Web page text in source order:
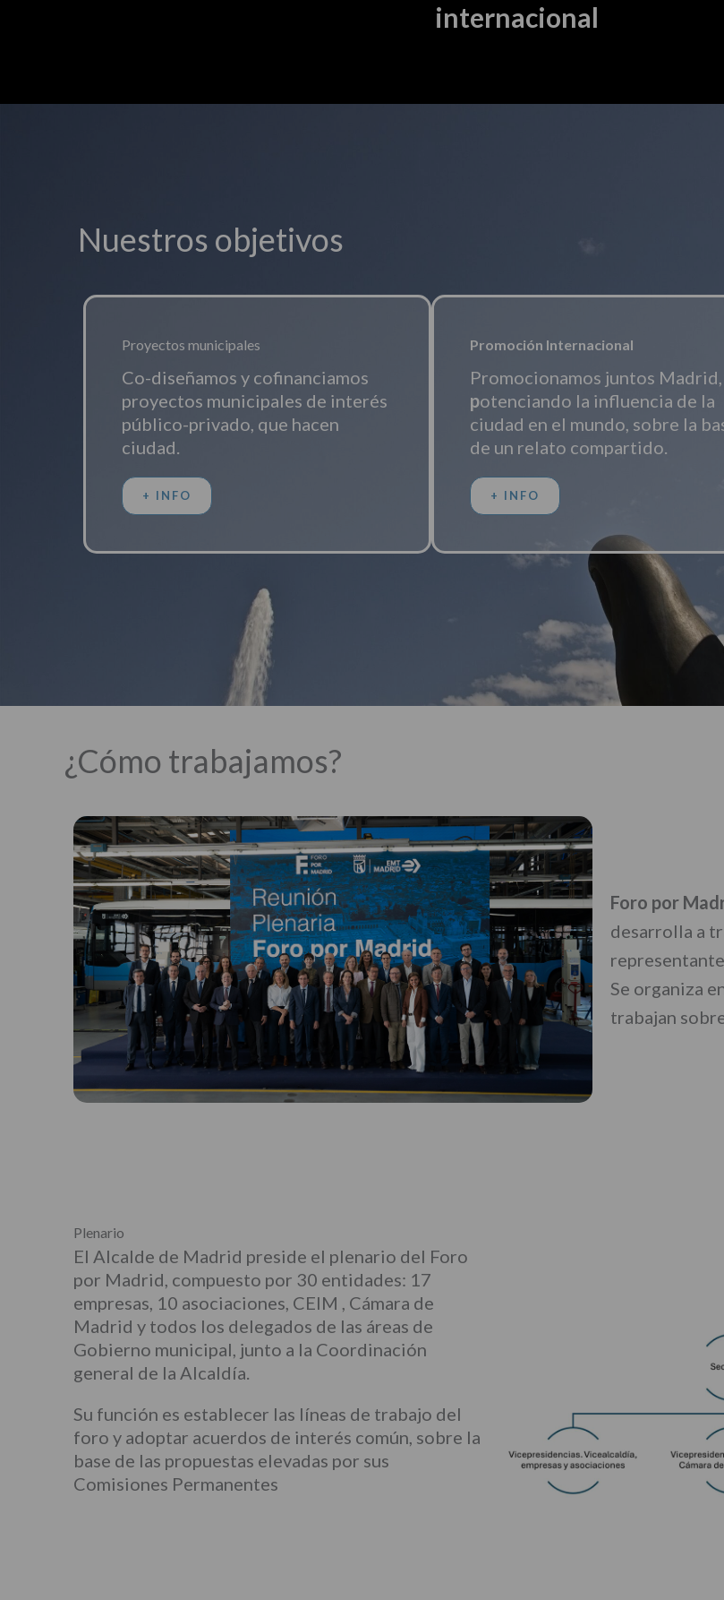
internacional
Nuestros objetivos
Proyectos municipales
Co-diseñamos y cofinanciamos
proyectos municipales de interés
público-privado, que hacen
ciudad.
+ INFO
Promoción Internacional
Promocionamos juntos Madrid,
potenciando la influencia de la
ciudad en el mundo, sobre la
de un relato compartido.
+ INFO
¿Cómo trabajamos?
Foro por
desarrolla a
Se organiza
trabajan
Plenario
El Alcalde de Madrid preside el plenario del Foro
por Madrid, compuesto por 30 entidades: 17
empresas, 10 asociaciones, CEIM , Cámara de
Madrid y todos los delegados de las áreas de
Gobierno municipal, junto a la Coordinación
general de la Alcaldía.
Su función es establecer las líneas de trabajo del
foro y adoptar acuerdos de interés común, sobre la
base de las propuestas elevadas por sus
Comisiones Permanentes